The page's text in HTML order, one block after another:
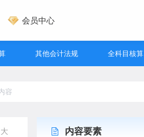
会员中心
其他会计法规 全科目核算
内容要素
大